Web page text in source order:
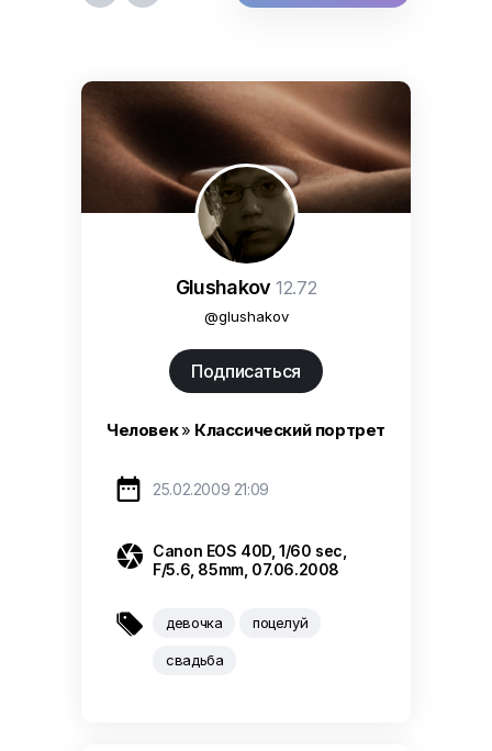
Glushakov 12.72
@glushakov
Подписаться
Человек» Классический портрет
 25.02.2009 21:09
 Canon EOS 40D, 1/60 sec,
F/5.6, 85mm, 07.06.2008
 девочка поцелуй
свадьба